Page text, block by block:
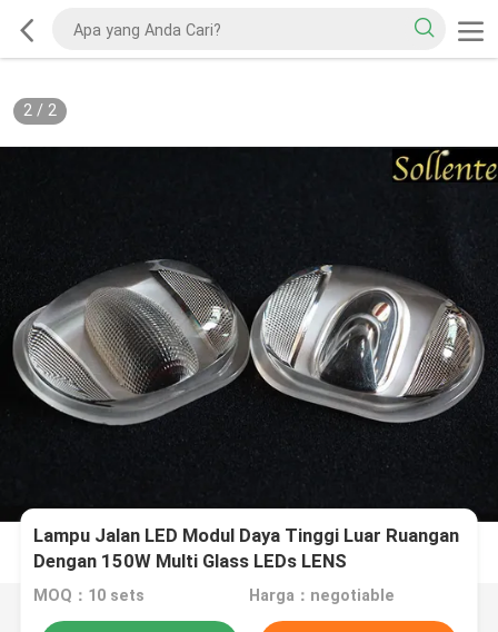
2/ 2
Lampu Jalan LED Modul Daya Tinggi Luar Ruangan
Dengan 150W Multi Glass LEDs LENS
MOQ：10 sets Harga：negotiable